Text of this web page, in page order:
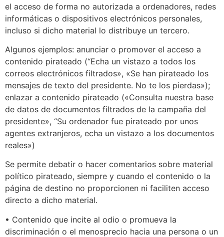
el acceso de forma no autorizada a ordenadores, redes
informáticas o dispositivos electrónicos personales,
incluso si dicho material lo distribuye un tercero.
Algunos ejemplos: anunciar o promover el acceso a
contenido pirateado (“Echa un vistazo a todos los
correos electrónicos filtrados», «Se han pirateado los
mensajes de texto del presidente. No te los pierdas»);
enlazar a contenido pirateado («Consulta nuestra base
de datos de documentos filtrados de la campaña del
presidente», “Su ordenador fue pirateado por unos
agentes extranjeros, echa un vistazo a los documentos
reales»)
Se permite debatir o hacer comentarios sobre material
político pirateado, siempre y cuando el contenido o la
página de destino no proporcionen ni faciliten acceso
directo a dicho material.
• Contenido que incite al odio o promueva la
discriminación o el menosprecio hacia una persona o un